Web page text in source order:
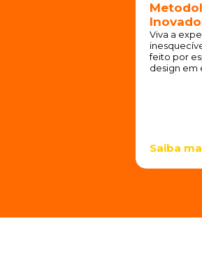
Viva a
feito por
design em
Saiba